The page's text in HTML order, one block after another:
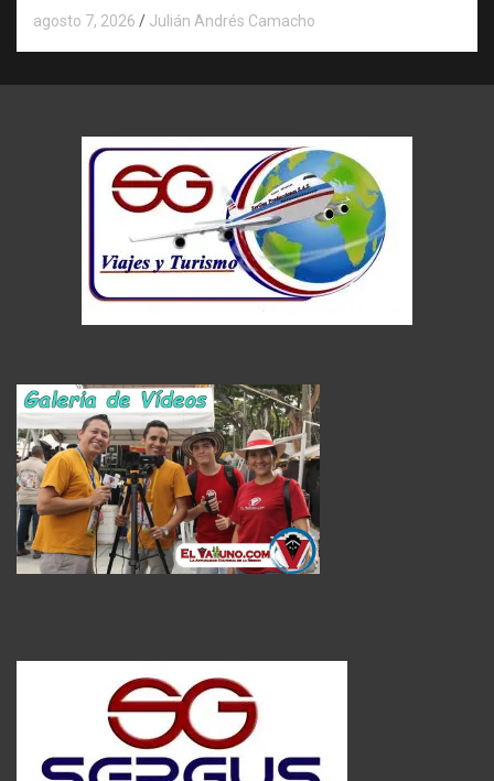
agosto 7, 2026 Julián Andrés Camacho